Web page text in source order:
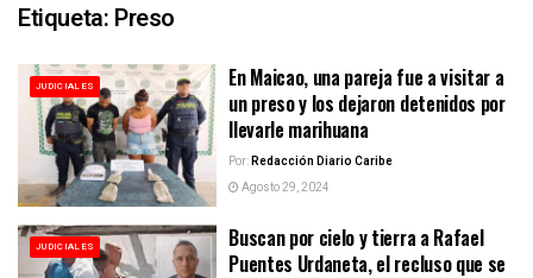
Etiqueta: Preso
JUDICIALES
En Maicao, una pareja fue a visitar a
un preso y los dejaron detenidos por
llevarle marihuana
Por:Redacción Diario Caribe
Agosto 29, 2024
JUDICIALES
Buscan por cielo y tierra a Rafael
Puentes Urdaneta, el recluso que se